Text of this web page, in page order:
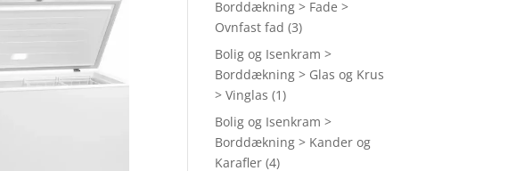
Borddækning > Fade >
Ovnfast fad (3)
Bolig og Isenkram >
Borddækning > Glas og Krus
> Vinglas (1)
Bolig og Isenkram >
Borddækning > Kander og
Karafler (4)